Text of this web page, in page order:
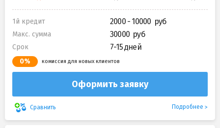
1й кредит 2000 - 10000
Макс. сумма 30000
Срок 7-15 дней
0% комиссия для новых клиентов
Оформить заявку
Сравнить Подробнее